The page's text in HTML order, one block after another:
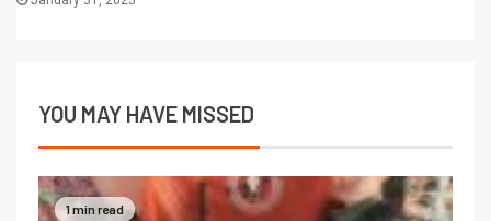
YOU MAY HAVE MISSED
1 min read